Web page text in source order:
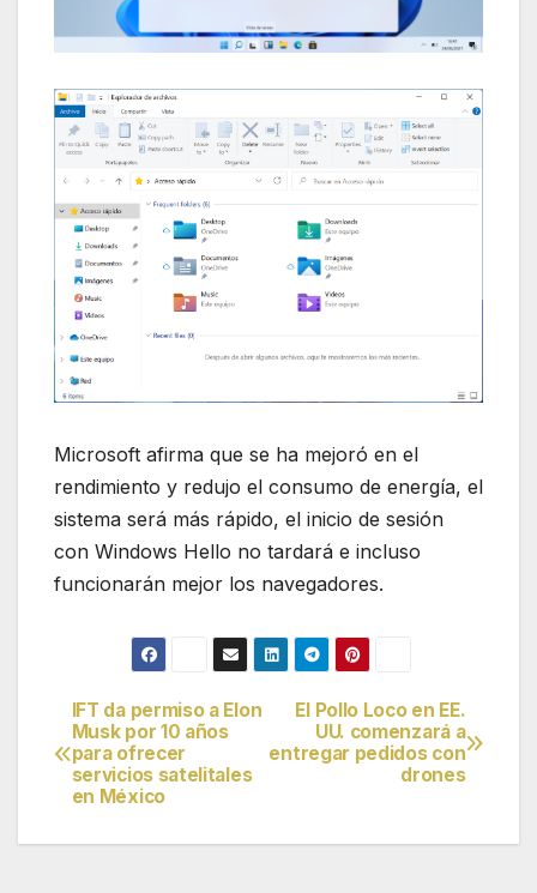
Microsoft afirma que se ha mejoró en el
rendimiento y redujo el consumo de energía, el
sistema será más rápido, el inicio de sesión
con Windows Hello no tardará e incluso
funcionarán mejor los navegadores.
Navegación
de
El Pollo Loco en EE.
UU. comenzará a
entregar pedidos con
drones
IFT da permiso a Elon
Musk por 10 años
para ofrecer
servicios satelitales
en México